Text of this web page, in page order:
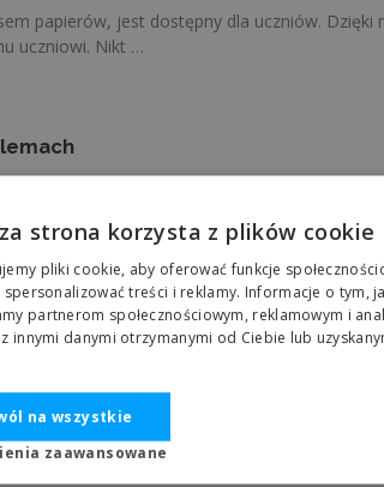
papierów, jest dostępny dla uczniów.
uczniowi. Nikt …
się bezpiecznie, akceptowany i ważny. To
psychologicznym
cieniu. W Linde działa wysokiej klasy
strona korzysta z plików cookie
pliki cookie, aby oferować funkcje
spersonalizować treści i reklamy. Informacje o tym,
partnerom społecznościowym, reklamowym i
innymi danymi otrzymanymi od Ciebie lub
na wszystkie
zaawansowane